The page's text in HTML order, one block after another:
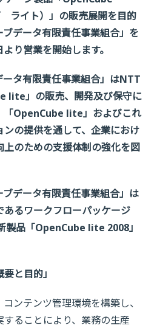
ライト）」の販売展開を目的
データ有限責任事業組合」を
り営業を開始します。
タ有限責任事業組合」はNTT
lite」の販売、開発及び保守に
「OpenCube lite」およびこれ
の提供を通して、企業におけ
上のための支援体制の強化を図
データ有限責任事業組合」は
るワークフローパッケージ
製品「OpenCube lite 2008」
と目的」
ンテンツ管理環境を構築し、
ることにより、業務の生産